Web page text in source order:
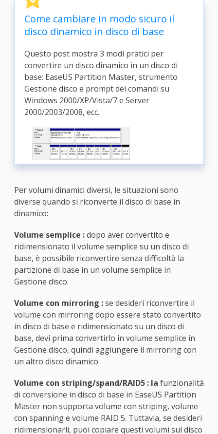
Come cambiare in modo sicuro il
disco dinamico in disco di base
Questo post mostra 3 modi pratici per
convertire un disco dinamico in un disco di
base: EaseUS Partition Master, strumento
Gestione disco e prompt dei comandi su
Windows 2000/XP/Vista/7 e Server
2000/2003/2008, ecc.
Per volumi dinamici diversi, le situazioni sono
diverse quando si riconverte il disco di base in
dinamico:
Volume semplice :dopo aver convertito e
ridimensionato il volume semplice su un disco di
base, è possibile riconvertire senza difficoltà la
partizione di base in un volume semplice in
Gestione disco.
Volume con mirroring :se desideri riconvertire il
volume con mirroring dopo essere stato convertito
in disco di base e ridimensionato su un disco di
base, devi prima convertirlo in volume semplice in
Gestione disco, quindi aggiungere il mirroring con
un altro disco dinamico.
Volume con striping/spand/RAID5: la funzionalità
di conversione in disco di base in EaseUS Partition
Master non supporta volume con striping, volume
con spanning e volume RAID 5. Tuttavia, se desideri
ridimensionarli, puoi copiare questi volumi sul disco